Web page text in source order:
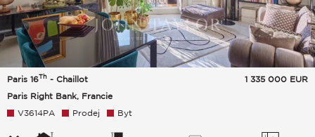
Paris 16Th - Chaillot
Paris Right Bank, Francie
1 335 000 EUR
V3614PA Prodej Byt